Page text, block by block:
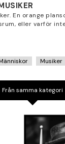
En orange
eller varför
Musiker
Från samma kategori